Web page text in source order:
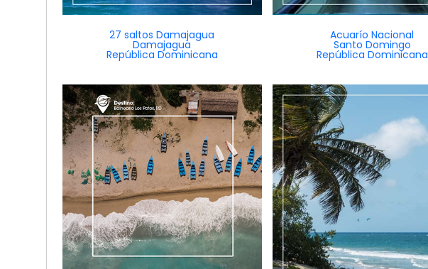
27 saltos Damajagua
Damajagua
República Dominicana
Acuarío Nacional
Santo Domingo
República Dominicana